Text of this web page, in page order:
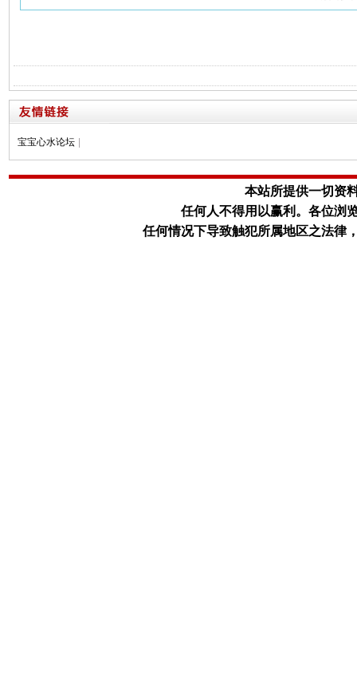
宝宝心水论坛
本站所提供一切资
任何人不得用以赢利。 各位浏
任何情况下导致触犯所属地区之法律